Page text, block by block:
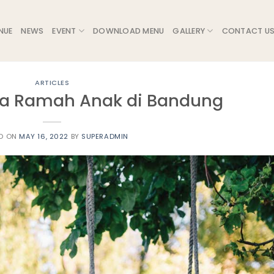
NEWS EVENT DOWNLOAD MENU GALLERY CONTACT US
ARTICLES
Ramah Anak di Bandung
ON MAY 16, 2022 BY SUPERADMIN